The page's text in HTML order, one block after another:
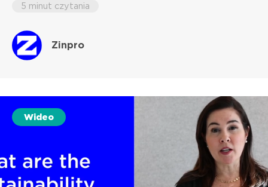
5 minut czytania
Zinpro
Wideo